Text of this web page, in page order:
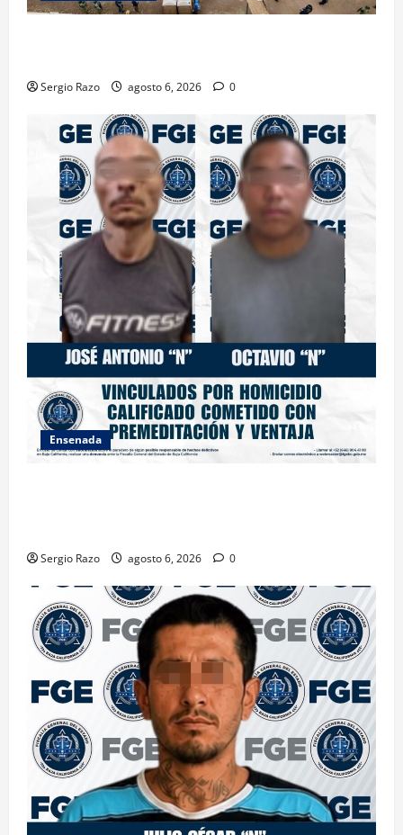
Sergio Razo agosto 6, 2026 0
Ensenada
Sergio Razo agosto 6, 2026 0